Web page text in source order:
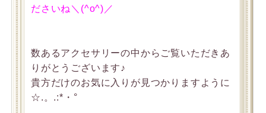
ださいね＼(^o^)／
数あるアクセサリーの中からご覧いただきあ
りがとうございます♪
貴方だけのお気に入りが見つかりますように
☆.。.:*・°